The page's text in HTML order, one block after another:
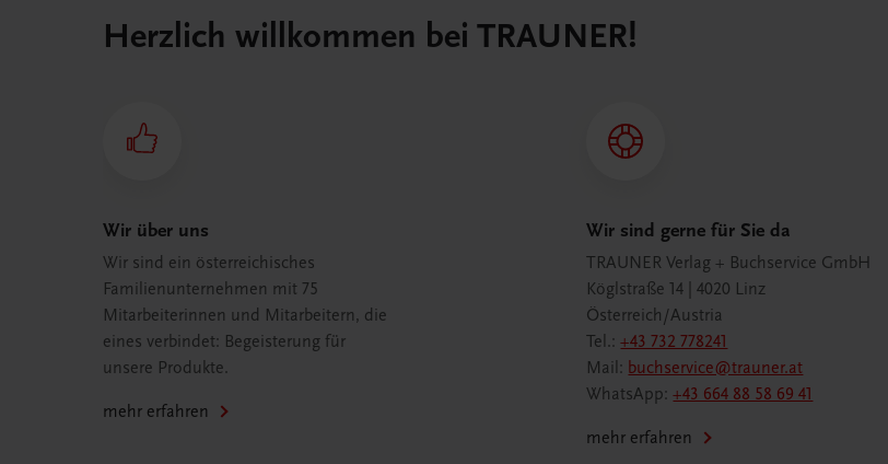
Herzlich willkommen bei TRAUNER!
Wir über uns
Wir sind ein österreichisches
Familienunternehmen mit 75
Mitarbeiterinnen und Mitarbeitern, die
eines verbindet: Begeisterung für
unsere Produkte.
mehr erfahren
Wir sind gerne für Sie da
TRAUNER Verlag + Buchservice GmbH
Köglstraße 14 | 4020 Linz
Österreich/Austria
Tel.:+43 732 778241
Mail: buchservice@trauner.at
WhatsApp:+43 664 88 58 69 41
mehr erfahren